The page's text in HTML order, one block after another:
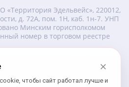
«Территория Эдельвейс», 220012,
д. 72А, пом. 1Н, каб. 1н-7. УНП
Минским горисполкомом
номер в торговом реестре
Гмбх, Софлингер штрассе 218,
чтобы сайт работал лучше и